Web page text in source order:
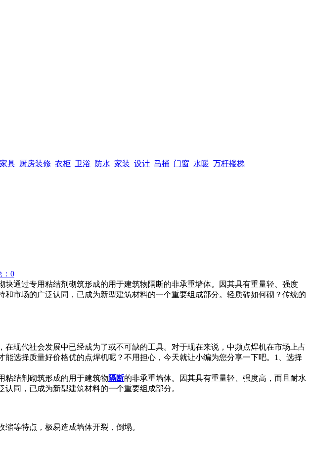
家具 厨房装修 衣柜 卫浴 防水 家装 设计 马桶 门窗 水暖 万杆楼梯
：0
通过专用粘结剂砌筑形成的用于建筑物隔断的非承重墙体。因其具有重量轻、强度
市场的广泛认同，已成为新型建筑材料的一个重要组成部分。轻质砖如何砌？传统的
现代社会发展中已经成为了或不可缺的工具。对于现在来说，中频点焊机在市场上占
选择质量好价格优的点焊机呢？不用担心，今天就让小编为您分享一下吧。1、选择
粘结剂砌筑形成的用于建筑物隔断的非承重墙体。因其具有重量轻、强度高，而且耐水
同，已成为新型建筑材料的一个重要组成部分。
等特点，极易造成墙体开裂，倒塌。